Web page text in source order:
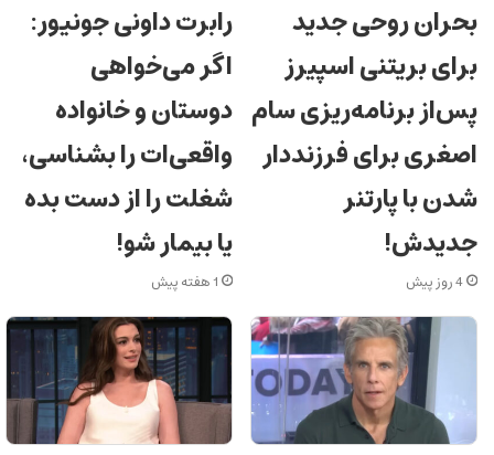
بحران روحی جدید
برای بریتنی اسپیرز
پس‌از برنامه‌ریزی سام
اصغری برای فرزنددار
شدن با پارتنر
جدیدش!
4 روز پیش
رابرت داونی جونیور:
اگر می‌خواهی
دوستان و خانواده
واقعی‌ات را بشناسی،
شغلت را از دست بده
یا بیمار شو!
1 هفته پیش